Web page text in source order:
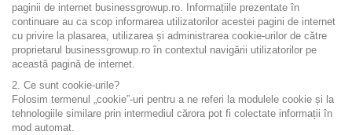
paginii de internet businessgrowup.ro. Informațiile prezentate în
continuare au ca scop informarea utilizatorilor acestei pagini de internet
cu privire la plasarea, utilizarea și administrarea cookie-urilor de către
proprietarul businessgrowup.ro în contextul navigării utilizatorilor pe
această pagină de internet.
2. Ce sunt cookie-urile?
Folosim termenul „cookie”-uri pentru a ne referi la modulele cookie și la
tehnologiile similare prin intermediul cărora pot fi colectate informații în
mod automat.